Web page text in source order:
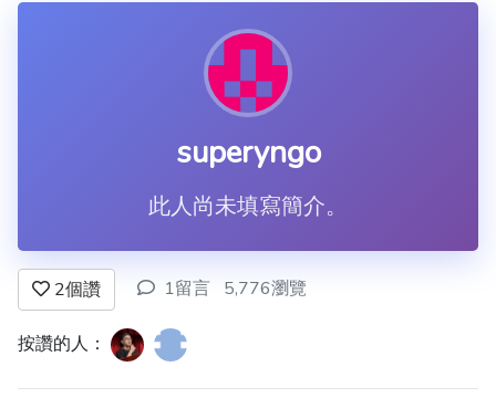
superyngo
此人尚未填寫簡介。
2個讚 1留言 5,776瀏覽
按讚的人：